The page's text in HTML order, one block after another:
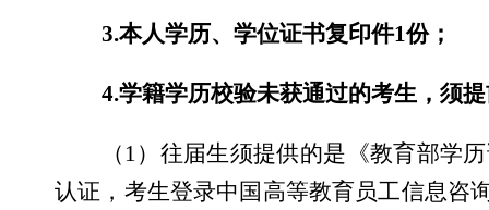
3.本人学历、学位证书复印件1份；
4.学籍学历校验未获通过的考生，须
（ 1）往届生须提供的是《教育部学
认证，考生登录中国高等教育员工信息咨